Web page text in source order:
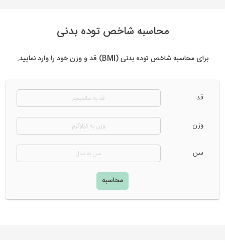
محاسبه شاخص توده بدنی
برای محاسبه شاخص توده بدنی (BMI) قد و وزن خود را وارد نمایید.
قد
وزن
سن
محاسبه